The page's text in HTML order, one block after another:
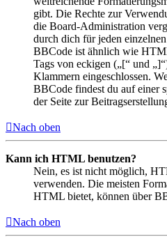
gibt. Die Rechte zur
die Board-Administration
durch dich für jeden
BBCode ist ähnlich wie
Tags von eckigen („[“ und
Klammern eingeschlossen.
BBCode findest du auf einer
der Seite zur
Nach oben
Kann ich HTML benutzen?
Nein, es ist nicht möglich,
verwenden. Die meisten
HTML bietet, können über
Nach oben